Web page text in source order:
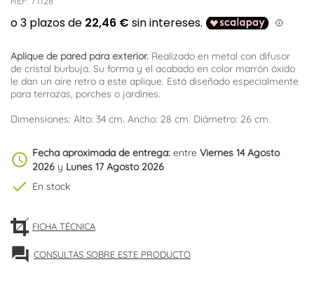
Aplique de pared para exterior. Realizado en metal con difusor
de cristal burbuja. Su forma y el acabado en color marrón óxido
le dan un aire retro a este aplique. Está diseñado especialmente
para terrazas, porches o jardines.
Dimensiones: Alto: 34 cm. Ancho: 28 cm. Diámetro: 26 cm.
schedule Fecha aproximada de entrega: entre Viernes 14 Agosto
2026 y Lunes 17 Agosto 2026
check En stock
FICHA TÉCNICA
forum CONSULTAS SOBRE ESTE PRODUCTO